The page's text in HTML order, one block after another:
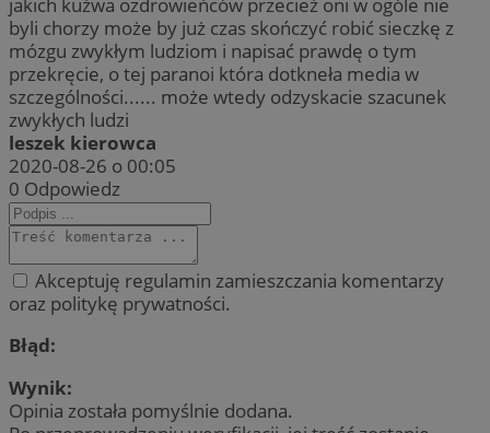
jakich kużwa ozdrowieńców przecież oni w ogóle nie
byli chorzy może by już czas skończyć robić sieczkę z
mózgu zwykłym ludziom i napisać prawdę o tym
przekręcie, o tej paranoi która dotkneła media w
szczególności...... może wtedy odzyskacie szacunek
zwykłych ludzi
leszek kierowca
2020-08-26 o 00:05
0 Odpowiedz
Akceptuję regulamin zamieszczania komentarzy
oraz politykę prywatności.
Błąd:
Wynik:
Opinia została pomyślnie dodana.